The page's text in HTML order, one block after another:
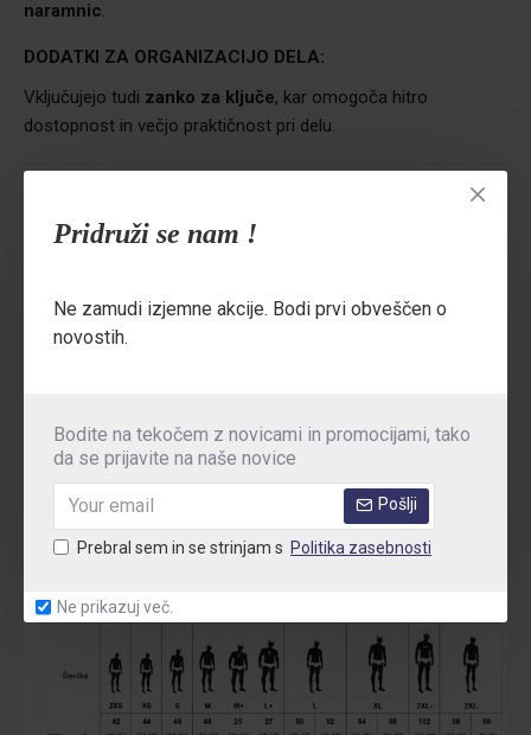
Pridruži se nam !
Ne zamudi izjemne akcije. Bodi prvi obveščen o
novostih.
Bodite na tekočem z novicami in promocijami, tako
da se prijavite na naše novice
Pošlji
Prebral sem in se strinjam s Politika zasebnosti
Ne prikazuj več.
naramnic.
DODATKI ZA ORGANIZACIJO DELA:
Vključujejo tudi zanko za ključe, kar omogoča hitro
dostopnost in večjo praktičnost pri delu.
EN ISO 13688:2013 | OEKO-TEX® Standard 100 |
EN ISO 12947-2 | CE kategorija I
tehnične storitve
TEHNIČNE PODROBNOSTI
MNENJA
TABELA VELIKOSTI